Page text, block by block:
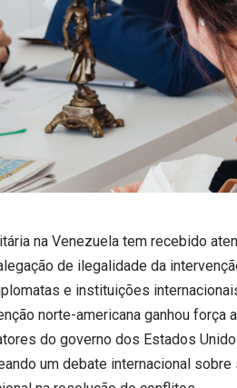
na Venezuela tem recebido
de ilegalidade da
e instituições
norte-americana ganhou
do governo dos Estados
um debate internacional